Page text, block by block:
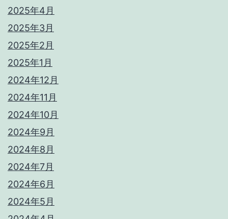
2025年4月
2025年3月
2025年2月
2025年1月
2024年12月
2024年11月
2024年10月
2024年9月
2024年8月
2024年7月
2024年6月
2024年5月